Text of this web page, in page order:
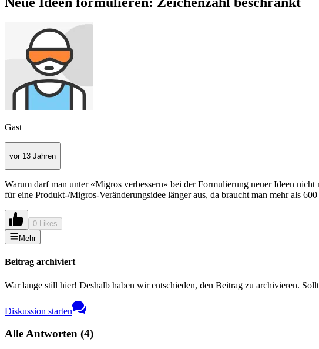
Gast
vor 13 Jahren
Warum darf man unter «Migros verbessern» bei der Formulierung neuer Ideen
für eine Produkt-/Migros-Veränderungsidee länger aus, da braucht man mehr als
0 Likes
Mehr
Beitrag archiviert
War lange still hier! Deshalb haben wir entschieden, den Beitrag zu archivieren.
Diskussion starten
Alle Antworten (4)